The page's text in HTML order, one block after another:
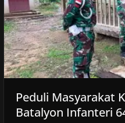
Peduli Masyarakat
Batalyon Infanteri